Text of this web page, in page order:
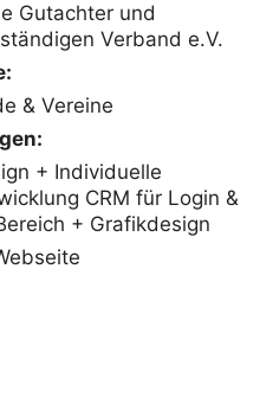
Gutachter und
Verband e.V.
& Vereine
+ Individuelle
CRM für Login &
+ Grafikdesign